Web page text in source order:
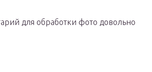
для обработки фото довольно